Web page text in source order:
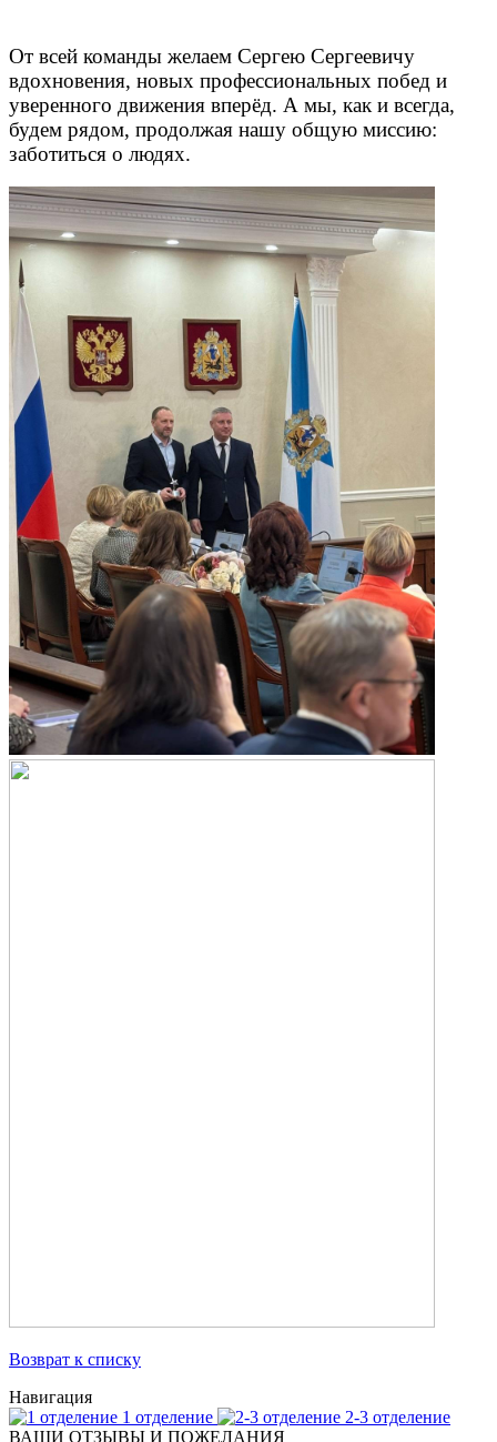
От всей команды желаем Сергею Сергеевичу
вдохновения, новых профессиональных побед и
уверенного движения вперёд. А мы, как и всегда,
будем рядом, продолжая нашу общую миссию:
заботиться о людях.
Возврат к списку
Навигация
1 отделение
2-3 отделение
ВАШИ ОТЗЫВЫ И ПОЖЕЛАНИЯ